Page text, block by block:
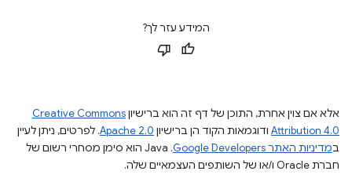
המידע עזר לך?
אלא אם צוין אחרת, התוכן של דף זה הוא ברישיוןCreative Commons
Attribution 4.0 ודוגמאות הקוד הן ברישיון Apache 2.0. לפרטים, ניתן לעיין
במדיניות האתר Google Developers‏
.‏ Java הוא סימן מסחרי רשום של
חברת Oracle ו/או של השותפים העצמאיים שלה.